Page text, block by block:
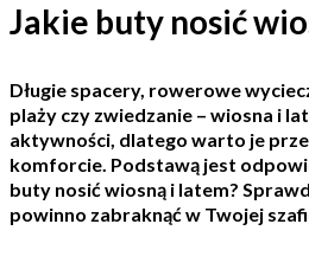
Jakie buty nosić
Długie spacery, rowerowe
plaży czy zwiedzanie – wiosna i
aktywności, dlatego warto je
komforcie. Podstawą jest
buty nosić wiosną i latem?
powinno zabraknąć w Twojej